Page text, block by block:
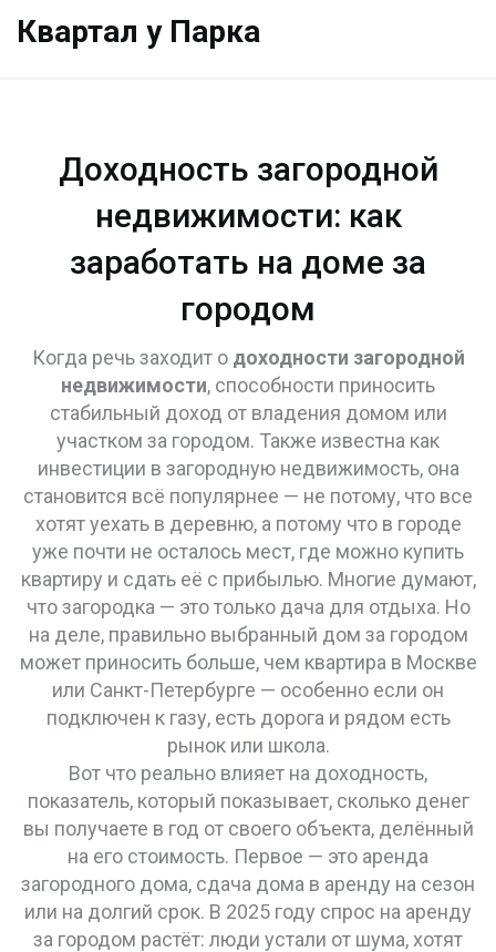
Квартал у Парка
Доходность загородной
недвижимости: как
заработать на доме за
городом
Когда речь заходит о доходности загородной
недвижимости, способности приносить
стабильный доход от владения домом или
участком за городом. Также известна как
инвестиции в загородную недвижимость, она
становится всё популярнее — не потому, что все
хотят уехать в деревню, а потому что в городе
уже почти не осталось мест, где можно купить
квартиру и сдать её с прибылью. Многие думают,
что загородка — это только дача для отдыха. Но
на деле, правильно выбранный дом за городом
может приносить больше, чем квартира в Москве
или Санкт-Петербурге — особенно если он
подключен к газу, есть дорога и рядом есть
рынок или школа.
Вот что реально влияет на доходность,
показатель, который показывает, сколько денег
вы получаете в год от своего объекта, делённый
на его стоимость. Первое — это аренда
загородного дома, сдача дома в аренду на сезон
или на долгий срок. В 2025 году спрос на аренду
за городом растёт: люди устали от шума, хотят